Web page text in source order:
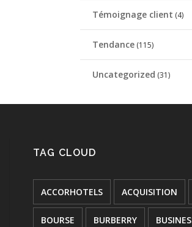
Témoignage client (4)
Tendance (115)
Uncategorized (31)
TAG CLOUD
ACCORHOTELS ACQUISITION
BOURSE BURBERRY